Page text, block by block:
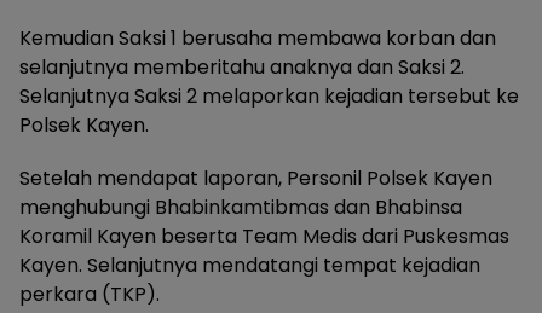
Kemudian Saksi 1 berusaha membawa korban dan
selanjutnya memberitahu anaknya dan Saksi 2.
Selanjutnya Saksi 2 melaporkan kejadian tersebut ke
Polsek Kayen.
Setelah mendapat laporan, Personil Polsek Kayen
menghubungi Bhabinkamtibmas dan Bhabinsa
Koramil Kayen beserta Team Medis dari Puskesmas
Kayen. Selanjutnya mendatangi tempat kejadian
perkara (TKP).